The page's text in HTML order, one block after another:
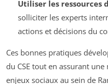
Utiliser les ressources
solliciter les experts
actions et décisions du
Ces bonnes pratiques
du CSE tout en assurant
enjeux sociaux au sein de